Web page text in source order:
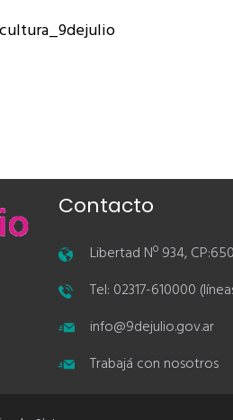
Contacto
Libertad Nº 934,
Tel: 02317-610000
info@9dejulio.gov.ar
Trabajá con nosotros